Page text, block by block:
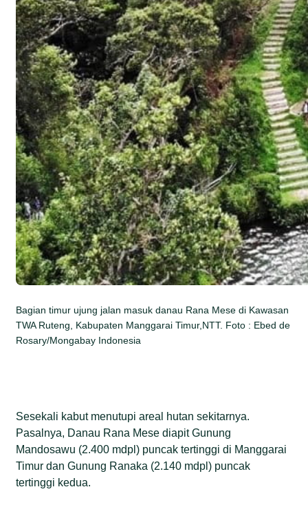
Bagian timur ujung jalan masuk danau Rana Mese di Kawasan
TWA Ruteng, Kabupaten Manggarai Timur,NTT. Foto : Ebed de
Rosary/Mongabay Indonesia
Sesekali kabut menutupi areal hutan sekitarnya.
Pasalnya, Danau Rana Mese diapit Gunung
Mandosawu (2.400 mdpl) puncak tertinggi di Manggarai
Timur dan Gunung Ranaka (2.140 mdpl) puncak
tertinggi kedua.